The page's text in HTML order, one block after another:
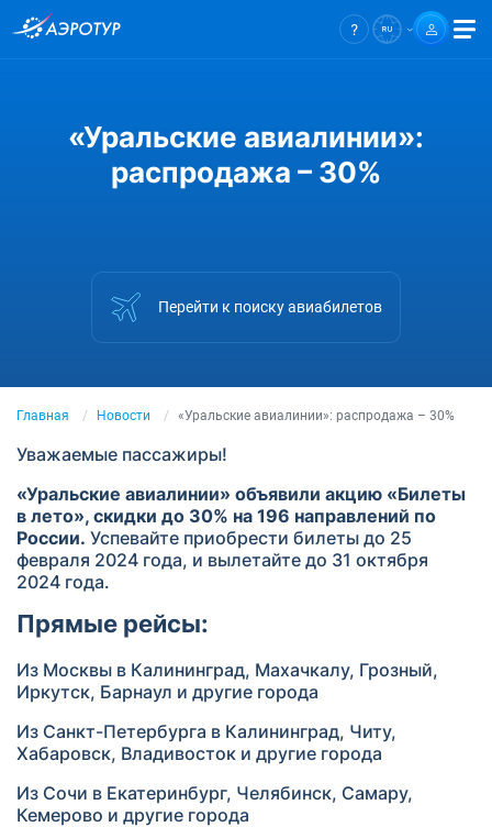
«Уральские авиалинии»:
распродажа – 30%
Перейти к поиску авиабилетов
Главная Новости «Уральские авиалинии»: распродажа – 30%
Уважаемые пассажиры!
«Уральские авиалинии» объявили акцию «Билеты
в лето», скидки до 30% на 196 направлений по
России. Успевайте приобрести билеты до 25
февраля 2024 года, и вылетайте до 31 октября
2024 года.
Прямые рейсы:
Из Москвы в Калининград, Махачкалу, Грозный,
Иркутск, Барнаул и другие города
Из Санкт-Петербурга в Калининград, Читу,
Хабаровск, Владивосток и другие города
Из Сочи в Екатеринбург, Челябинск, Самару,
Кемерово и другие города